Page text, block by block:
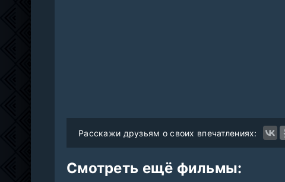
Расскажи друзьям о своих впечатлениях:
Смотреть ещё фильмы: